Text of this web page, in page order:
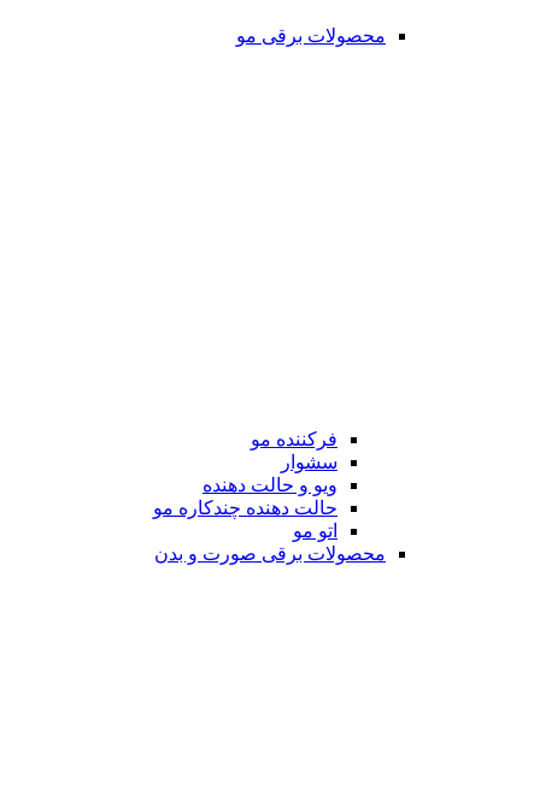
محصولات برقی مو
فرکننده مو
سشوار
ویو و حالت دهنده
حالت دهنده چندکاره مو
اتو مو
محصولات برقی صورت و بدن